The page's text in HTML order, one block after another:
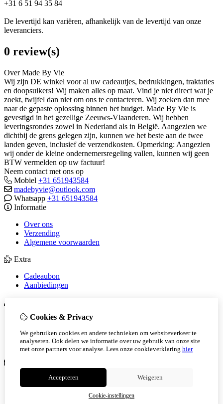
+31 6 51 94 35 84
De levertijd kan variëren, afhankelijk van de levertijd van onze
leveranciers.
0 review(s)
Over Made By Vie
Wij zijn DE winkel voor al uw cadeautjes, bedrukkingen, traktaties
en doopsuikers! Wij maken alles op maat. Vind je niet direct wat je
zoekt, twijfel dan niet om ons te contacteren. Wij zoeken dan mee
naar de gepaste oplossing binnen het budget. Made By Vie is
gevestigd in het gezellige Zeeuws-Vlaanderen. Wij hebben
leveringsrondes zowel in Nederland als in België. Aangezien we
dichtbij de grens gelegen zijn, kunnen we het beste aan de twee
landen geven, inclusief de verzendkosten. Opmerking: Aangezien
wij onder de kleine ondernemersregeling vallen, kunnen wij geen
BTW vermelden op uw factuur!
Neem contact met ons op
Mobiel +31 651943584
madebyvie@outlook.com
Whatsapp +31 651943584
Informatie
Over ons
Verzending
Algemene voorwaarden
Extra
Cadeaubon
Aanbiedingen
Inloggen
Verlanglijst
Nieuwsbrief
Sitemap
Cookies & Privacy
We gebruiken cookies en andere technieken om websiteverkeer te
analyseren. Ook delen we informatie over uw gebruik van onze site
met onze partners voor analyse. Lees onze cookieverklaring hier
Accepteren Weigeren
Cookie-instellingen